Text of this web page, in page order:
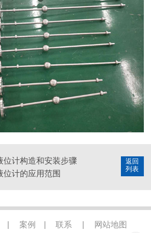
返回
列表
位计构造和安装步骤
位计的应用范围
案例 联系 网站地图